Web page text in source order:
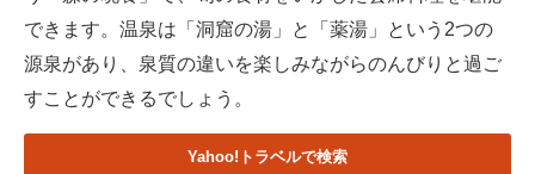
できます。温泉は「洞窟の湯」と「薬湯」という2つの
源泉があり、泉質の違いを楽しみながらのんびりと過ご
すことができるでしょう。
Yahoo!トラベルで検索